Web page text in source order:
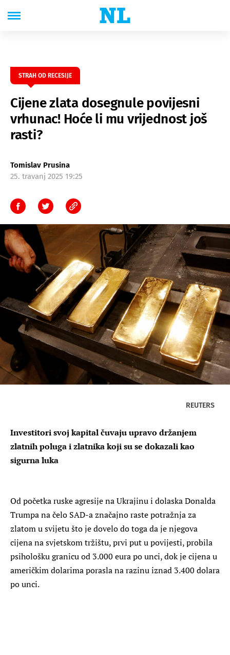
STRAH OD RECESIJE
Cijene zlata dosegnule povijesni
vrhunac! Hoće li mu vrijednost još
rasti?
Tomislav Prusina
25. travanj 2025 19:25
REUTERS
Investitori svoj kapital čuvaju upravo držanjem
zlatnih poluga i zlatnika koji su se dokazali kao
sigurna luka
Od početka ruske agresije na Ukrajinu i dolaska Donalda
Trumpa na čelo SAD-a značajno raste potražnja za
zlatom u svijetu što je dovelo do toga da je njegova
cijena na svjetskom tržištu, prvi put u povijesti, probila
psihološku granicu od 3.000 eura po unci, dok je cijena u
američkim dolarima porasla na razinu iznad 3.400 dolara
po unci.